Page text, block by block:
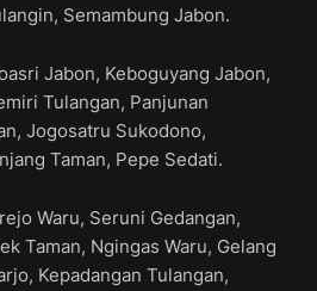
Semambung Jabon.
Jabon, Keboguyang Jabon,
Tulangan, Panjunan
Jogosatru Sukodono,
Taman, Pepe Sedati.
Waru, Seruni Gedangan,
Taman, Ngingas Waru, Gelang
Kepadangan Tulangan,